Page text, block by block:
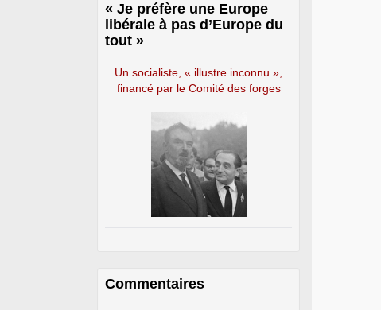
« Je préfère une Europe
libérale à pas d’Europe du
tout »
Un socialiste, « illustre inconnu »,
financé par le Comité des forges
Commentaires